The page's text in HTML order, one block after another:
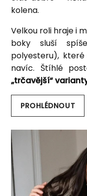
kolena.
Velkou roli hraje i
boky sluší
polyesteru),
navíc. Štíhlé
„trčavější“
PROHLÉDNOUT